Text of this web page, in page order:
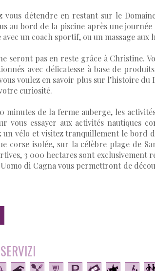
vous détendre en restant sur le
au bord de la piscine après une
un coach sportif, ou un massage aux
seront pas en reste grâce à Christine.
avec délicatesse à base de
voulez en savoir plus sur l’histoire
curiosité.
minutes de la ferme auberge, les
vous essayer aux activités nautiques
un vélo et visitez tranquillement le
corse isolée, sur la célèbre plage de
3 000 hectares sont exclusivement
di Cagna vous permettront de